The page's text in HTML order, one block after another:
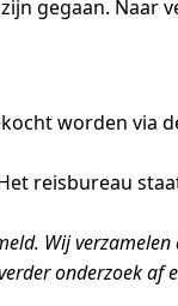
gegaan. Naar
worden via
reisbureau
Wij
onderzoek